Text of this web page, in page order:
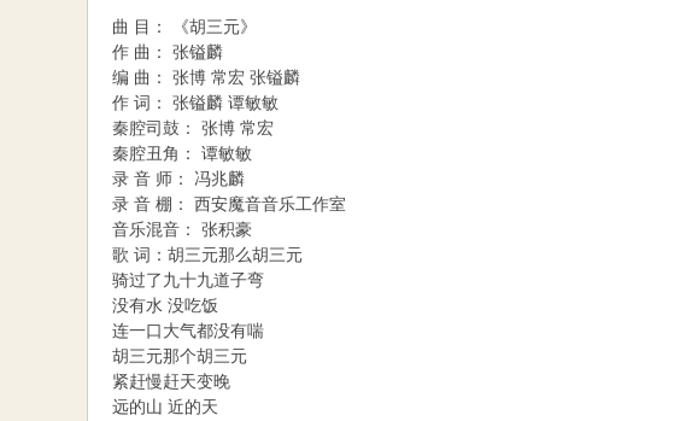
曲 目： 《胡三元》
作 曲： 张镒麟
编 曲： 张博 常宏 张镒麟
作 词： 张镒麟 谭敏敏
秦腔司鼓： 张博 常宏
秦腔丑角： 谭敏敏
录 音 师： 冯兆麟
录 音 棚： 西安魔音音乐工作室
音乐混音： 张积豪
歌 词：胡三元那么胡三元
骑过了九十九道子弯
没有水 没吃饭
连一口大气都没有喘
胡三元那个胡三元
紧赶慢赶天变晚
远的山 近的天